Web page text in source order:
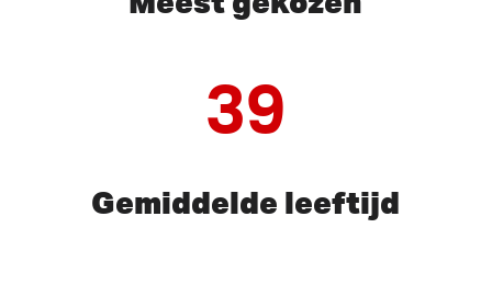
39
Gemiddelde leeftijd